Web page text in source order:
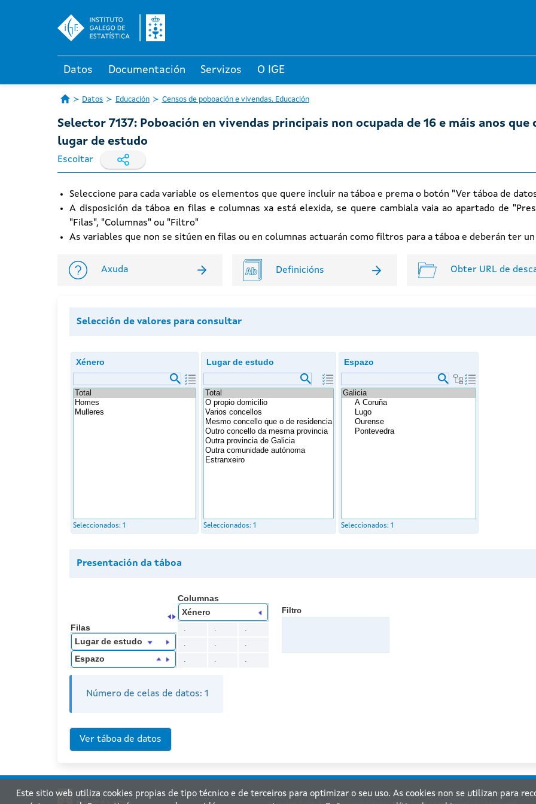
Datos Documentación Servizos O IGE
Datos Educación Censos de poboación e vivendas. Educación
Selector 7137: Poboación en vivendas principais non ocupada de 16 e máis anos
lugar de estudo
Escoitar
Seleccione para cada variable os elementos que quere incluir na táboa e prema o botón "Ver táboa de
A disposición da táboa en filas e columnas xa está elexida, se quere cambiala vaia ao apartado de
"Filas", "Columnas" ou "Filtro"
As variables que non se sitúen en filas ou en columnas actuarán como filtros para a táboa e deberán ter
Axuda Definicións Obter URL de
Selección de valores para consultar
Xénero
Seleccionados: 1
Lugar de estudo
Seleccionados: 1
Espazo
Seleccionados: 1
Presentación da táboa
Columnas
Xénero
Filas
Lugar de estudo
Espazo
. .
.
.
.
.
.
. .
Filtro
Número de celas de datos: 1
Xunta de Galicia. Información mantida e publicada na internet pola Xunta de Galicia
Este sitio web utiliza cookies propias de tipo técnico e de terceiros para optimizar o seu uso. As cookies non se utilizan para